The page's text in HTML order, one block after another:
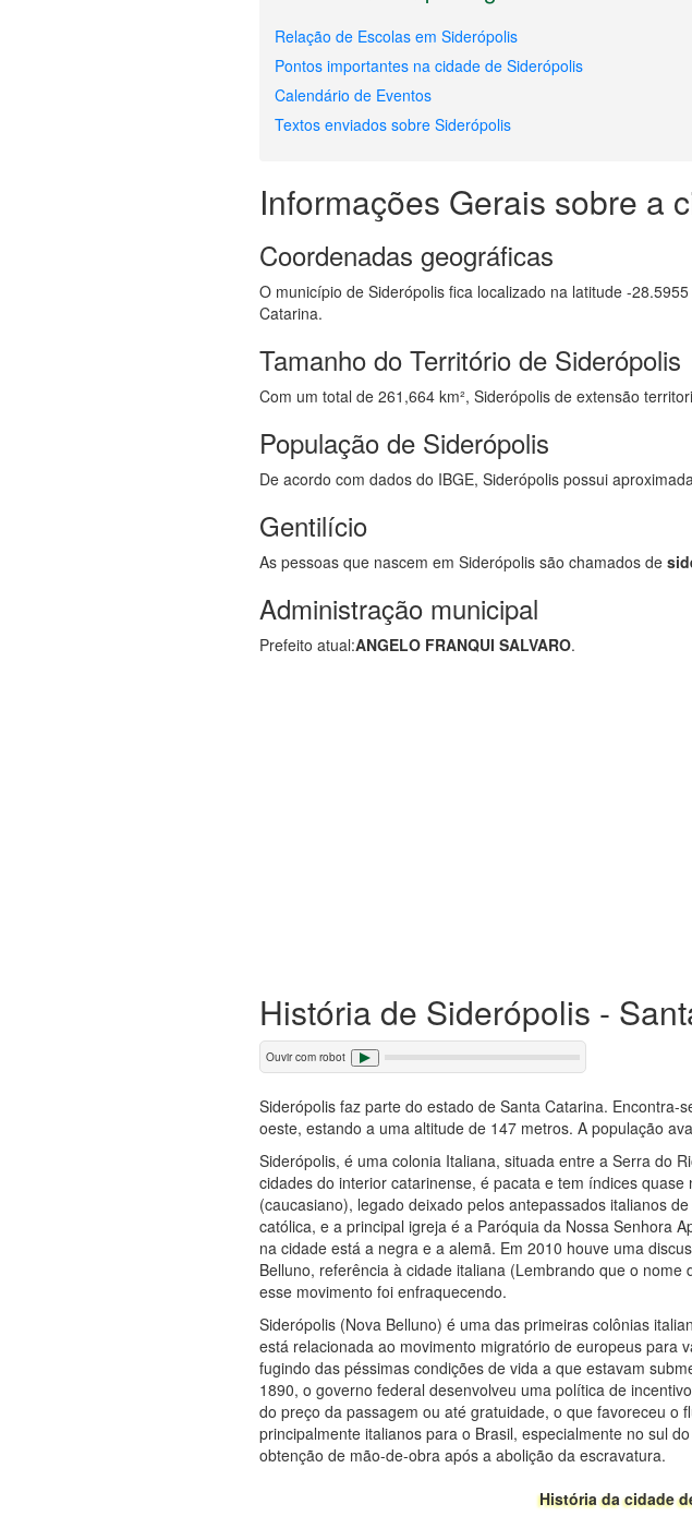
Relação de Escolas em Siderópolis
Pontos importantes na cidade de Siderópolis
Calendário de Eventos
Textos enviados sobre Siderópolis
Informações Gerais sobre a
Coordenadas geográficas
O município de Siderópolis fica localizado na latitude -
Catarina.
Tamanho do Território de Siderópolis
Com um total de 261,664 km², Siderópolis de extensão
População de Siderópolis
De acordo com dados do IBGE, Siderópolis possui
Gentilício
As pessoas que nascem em Siderópolis são chamados de
Administração municipal
Prefeito atual:ANGELO FRANQUI SALVARO.
História de Siderópolis -
Ouvir com robot
Siderópolis faz parte do estado de Santa Catarina. Encontra-
oeste, estando a uma altitude de 147 metros. A população
Siderópolis, é uma colonia Italiana, situada entre a Serra do
cidades do interior catarinense, é pacata e tem índices
(caucasiano), legado deixado pelos antepassados italianos
católica, e a principal igreja é a Paróquia da Nossa Senhora
na cidade está a negra e a alemã. Em 2010 houve uma
Belluno, referência à cidade italiana (Lembrando que o
esse movimento foi enfraquecendo.
Siderópolis (Nova Belluno) é uma das primeiras colônias
está relacionada ao movimento migratório de europeus para
fugindo das péssimas condições de vida a que estavam
1890, o governo federal desenvolveu uma política de
do preço da passagem ou até gratuidade, o que favoreceu o
principalmente italianos para o Brasil, especialmente no sul
obtenção de mão-de-obra após a abolição da escravatura.
História da cidade